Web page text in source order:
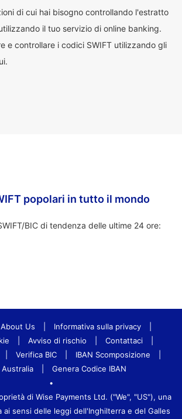
di cui hai bisogno controllando l'estratto
il tuo servizio di online banking.
e controllare i codici SWIFT utilizzando gli
popolari in tutto il mondo
BIC di tendenza delle ultime 24 ore:
About Us Informativa sulla privacy
Avviso di rischio Contattaci
Verifica BIC IBAN Scomposizione
Australia
Genera Codice IBAN
•
di Wise Payments Ltd. ("We", "US"), una
ai sensi delle leggi dell'Inghilterra e del Galles